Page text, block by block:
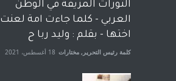
الجنسية عن يد وهم صاغرون،
آراء حرة مختارات 7 أبريل، 2023
الثورات المزيفة في الوطن
العربي - كلما جاءت امة لعنت
اختها - بقلم : وليد ربا ح
كلمة رئيس التحرير , مختارات 18 أغسطس، 2021